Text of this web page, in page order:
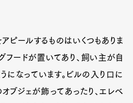
ピールするものはいくつもありま
フードが置いてあり、飼い主が自
になっています。ビルの入り口に
ブジェが飾ってあったり、エレベ